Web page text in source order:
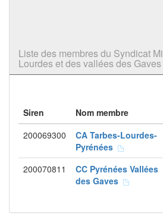
Liste des membres du Syndicat
Lourdes et des vallées des Gaves
Siren Nom membre
200069300
CA Tarbes-Lourdes-
Pyrénées
200070811
CC Pyrénées Vallées
des Gaves